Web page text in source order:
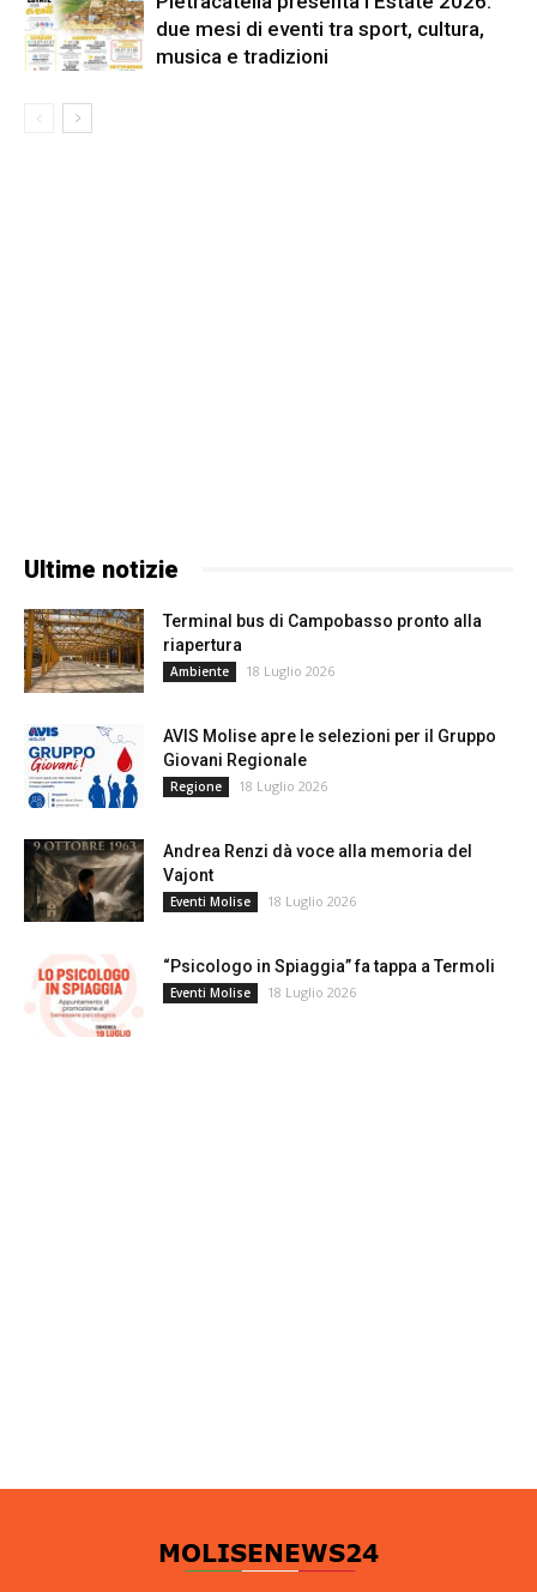
due mesi di eventi tra sport, cultura,
musica e tradizioni
Ultime notizie
Terminal bus di Campobasso pronto alla
riapertura
Ambiente 18 Luglio 2026
AVIS Molise apre le selezioni per il Gruppo
Giovani Regionale
Regione 18 Luglio 2026
Andrea Renzi dà voce alla memoria del
Vajont
Eventi Molise 18 Luglio 2026
“Psicologo in Spiaggia” fa tappa a Termoli
Eventi Molise 18 Luglio 2026